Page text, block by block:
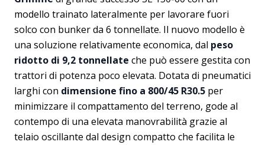
modello trainato lateralmente per lavorare fuori
solco con bunker da 6 tonnellate. Il nuovo modello è
una soluzione relativamente economica, dal peso
ridotto di 9,2 tonnellate che può essere gestita con
trattori di potenza poco elevata. Dotata di pneumatici
larghi con dimensione fino a 800/45 R30.5 per
minimizzare il compattamento del terreno, gode al
contempo di una elevata manovrabilità grazie al
telaio oscillante dal design compatto che facilita le